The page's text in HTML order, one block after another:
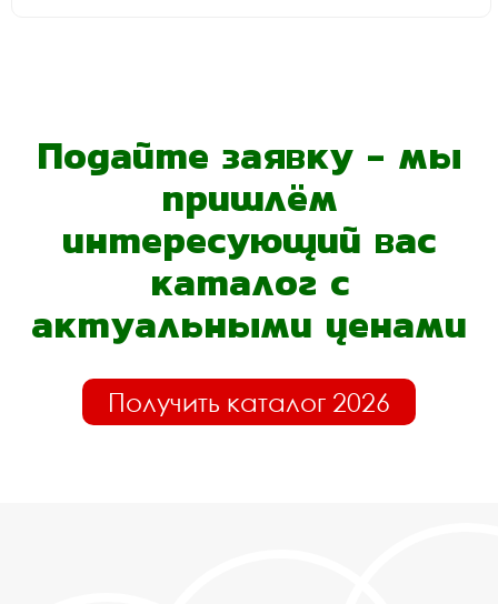
Подайте заявку - мы
пришлём
интересующий вас
каталог с
актуальными ценами
Получить каталог 2026